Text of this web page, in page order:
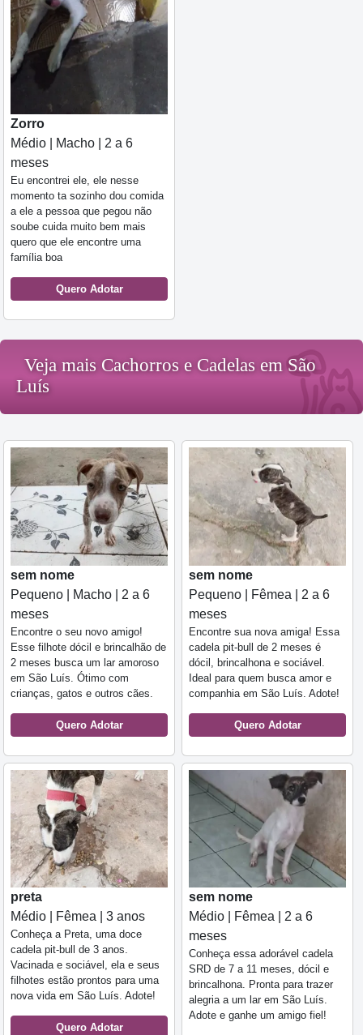
Zorro
Médio | Macho | 2 a 6
meses
Eu encontrei ele, ele nesse
momento ta sozinho dou comida
a ele a pessoa que pegou não
soube cuida muito bem mais
quero que ele encontre uma
família boa
Quero Adotar
Veja mais Cachorros e Cadelas em São
Luís
sem nome
Pequeno | Macho | 2 a 6
meses
Encontre o seu novo amigo!
Esse filhote dócil e brincalhão de
2 meses busca um lar amoroso
em São Luís. Ótimo com
crianças, gatos e outros cães.
Quero Adotar
sem nome
Pequeno | Fêmea | 2 a 6
meses
Encontre sua nova amiga! Essa
cadela pit-bull de 2 meses é
dócil, brincalhona e sociável.
Ideal para quem busca amor e
companhia em São Luís. Adote!
Quero Adotar
preta
Médio | Fêmea | 3 anos
Conheça a Preta, uma doce
cadela pit-bull de 3 anos.
Vacinada e sociável, ela e seus
filhotes estão prontos para uma
nova vida em São Luís. Adote!
Quero Adotar
sem nome
Médio | Fêmea | 2 a 6
meses
Conheça essa adorável cadela
SRD de 7 a 11 meses, dócil e
brincalhona. Pronta para trazer
alegria a um lar em São Luís.
Adote e ganhe um amigo fiel!